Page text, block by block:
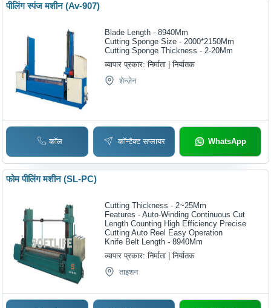
पीलिंग स्पंज मशीन (Av-907)
Blade Length - 8940Mm
Cutting Sponge Size - 2000*2150Mm
Cutting Sponge Thickness - 2-20Mm
व्यापार प्रकार:निर्माता | निर्यातक
शेन्ज़ेन
कॉल कॉन्टैक्ट सप्लायर WhatsApp
फोम पीलिंग मशीन (SL-PC)
Cutting Thickness - 2~25Mm
Features - Auto-Winding Continuous Cut
Length Counting High Efficiency Precise
Cutting Auto Reel Easy Operation
Knife Belt Length - 8940Mm
व्यापार प्रकार:निर्माता | निर्यातक
ताइशन